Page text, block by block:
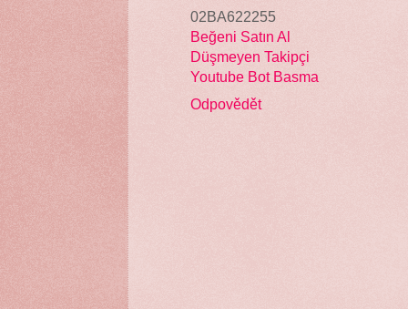
02BA622255
Beğeni Satın Al
Düşmeyen Takipçi
Youtube Bot Basma
Odpovědět